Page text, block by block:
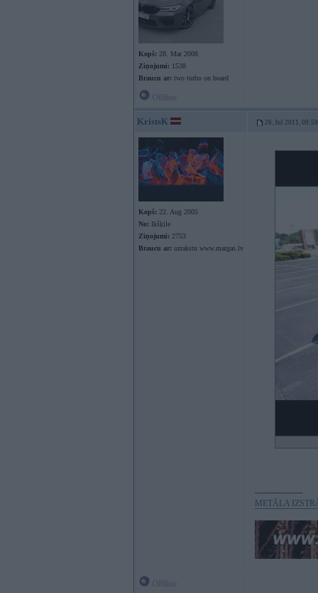
Kopš: 28. Mar 2008
Ziņojumi: 1538
Braucu ar: two turbo on board
KristsK 26. Jul 2011, 09:59
Kopš: 22. Aug 2005
No: Ikšķile
Ziņojumi: 2753
Braucu ar: uzrakstu www.margas.lv
-----------------
METĀLA